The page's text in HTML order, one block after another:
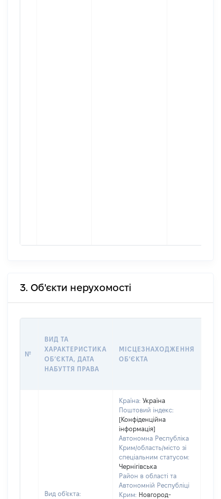
3. Об'єкти нерухомості
№
ВИД ТА
ХАРАКТЕРИСТИКА
ОБʼЄКТА, ДАТА
НАБУТТЯ ПРАВА
МІСЦЕЗНАХОДЖЕННЯ
ОБʼЄКТА
Вид об'єкта:
Країна: Україна
Поштовий індекс:
[Конфіденційна
інформація]
Автономна Республіка
Крим/область/місто зі
спеціальним статусом:
Чернігівська
Район в області та
Автономній Республіці
Крим: Новгород-